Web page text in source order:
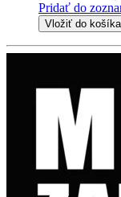
Pridať do
Vložiť do košíka